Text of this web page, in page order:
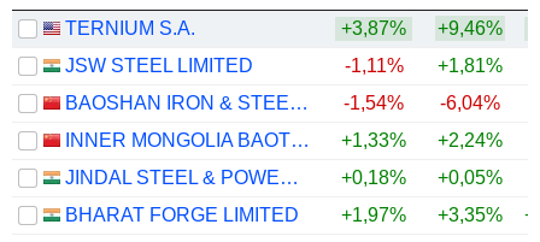
TERNIUM S.A. +3,87% +9,46%
JSW STEEL LIMITED
-1,11% +1,81%
BAOSHAN IRON & STEEL CO., LTD.
-1,54% -6,04%
INNER MONGOLIA BAOTOU STEEL UNION CO., LTD.
+1,33% +2,24%
JINDAL STEEL & POWER LIMITED
+0,18% +0,05%
BHARAT FORGE LIMITED
+1,97% +3,35%